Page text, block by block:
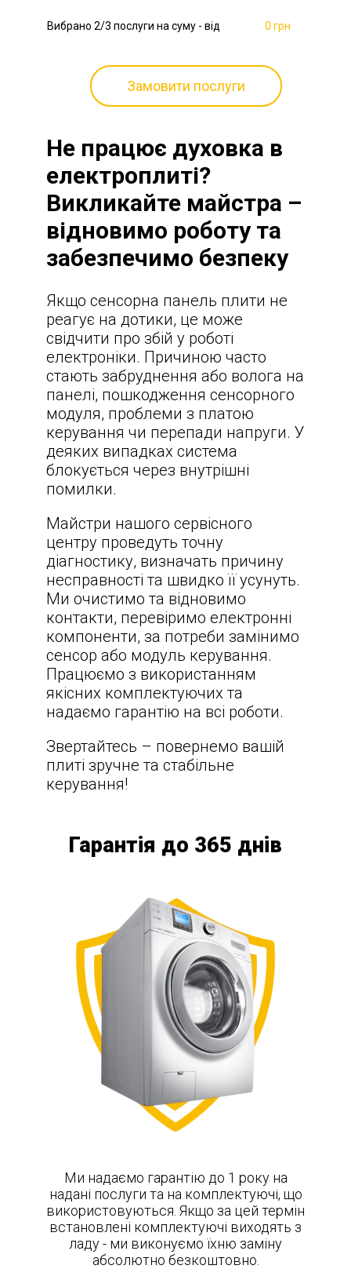
Вибрано 2/3 послуги на суму - від 0 грн
Замовити послуги
Не працює духовка в
електроплиті?
Викликайте майстра –
відновимо роботу та
забезпечимо безпеку
Якщо сенсорна панель плити не
реагує на дотики, це може
свідчити про збій у роботі
електроніки. Причиною часто
стають забруднення або волога на
панелі, пошкодження сенсорного
модуля, проблеми з платою
керування чи перепади напруги. У
деяких випадках система
блокується через внутрішні
помилки.
Майстри нашого сервісного
центру проведуть точну
діагностику, визначать причину
несправності та швидко її усунуть.
Ми очистимо та відновимо
контакти, перевіримо електронні
компоненти, за потреби замінимо
сенсор або модуль керування.
Працюємо з використанням
якісних комплектуючих та
надаємо гарантію на всі роботи.
Звертайтесь – повернемо вашій
плиті зручне та стабільне
керування!
Гарантія до 365 днів
Ми надаємо гарантію до 1 року на
надані послуги та на комплектуючі, що
використовуються. Якщо за цей термін
встановлені комплектуючі виходять з
ладу - ми виконуємо їхню заміну
абсолютно безкоштовно.